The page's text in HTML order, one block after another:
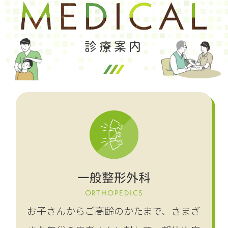
診療案内
一般整形外科
ORTHOPEDICS
お子さんからご高齢のかたまで、さまざ